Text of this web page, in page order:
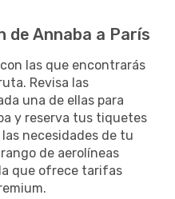
de Annaba a París
las que encontrarás
Revisa las
una de ellas para
y reserva tus tiquetes
necesidades de tu
de aerolíneas
que ofrece tarifas